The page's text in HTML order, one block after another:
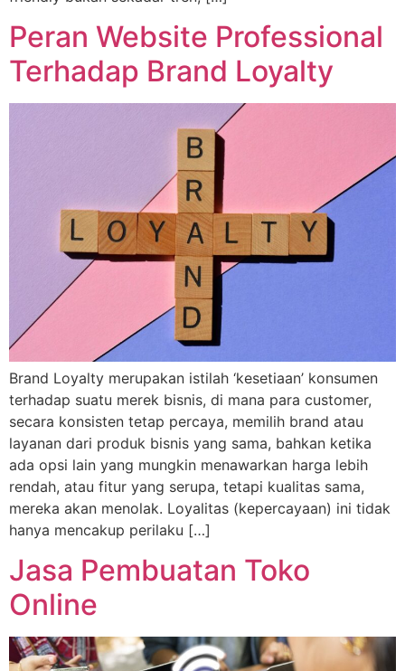
Peran Website Professional
Terhadap Brand Loyalty
Brand Loyalty merupakan istilah ‘kesetiaan’ konsumen
terhadap suatu merek bisnis, di mana para customer,
secara konsisten tetap percaya, memilih brand atau
layanan dari produk bisnis yang sama, bahkan ketika
ada opsi lain yang mungkin menawarkan harga lebih
rendah, atau fitur yang serupa, tetapi kualitas sama,
mereka akan menolak. Loyalitas (kepercayaan) ini tidak
hanya mencakup perilaku […]
Jasa Pembuatan Toko
Online